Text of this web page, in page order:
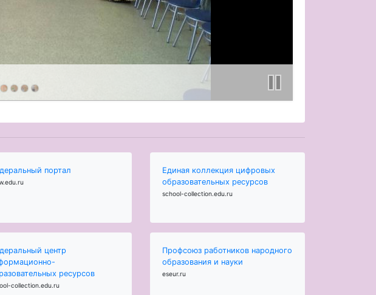
портал
Единая коллекция цифровых
образовательных ресурсов
school-collection.edu.ru
центр
ресурсов
collection.edu.ru
Профсоюз работников народного
образования и науки
eseur.ru